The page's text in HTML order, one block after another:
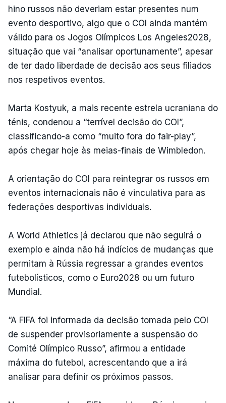
hino russos não deveriam estar presentes num
evento desportivo, algo que o COI ainda mantém
válido para os Jogos Olímpicos Los Angeles2028,
situação que vai “analisar oportunamente”, apesar
de ter dado liberdade de decisão aos seus filiados
nos respetivos eventos.
Marta Kostyuk, a mais recente estrela ucraniana do
ténis, condenou a “terrível decisão do COI”,
classificando-a como “muito fora do fair-play”,
após chegar hoje às meias-finais de Wimbledon.
A orientação do COI para reintegrar os russos em
eventos internacionais não é vinculativa para as
federações desportivas individuais.
A World Athletics já declarou que não seguirá o
exemplo e ainda não há indícios de mudanças que
permitam à Rússia regressar a grandes eventos
futebolísticos, como o Euro2028 ou um futuro
Mundial.
“A FIFA foi informada da decisão tomada pelo COI
de suspender provisoriamente a suspensão do
Comité Olímpico Russo”, afirmou a entidade
máxima do futebol, acrescentando que a irá
analisar para definir os próximos passos.